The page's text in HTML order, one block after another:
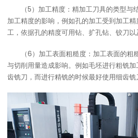
（5）加工精度：精加工刀具的类型与
加工精度的影响，例如孔的加工受到加工
工，依据孔的精度可用钻、扩孔钻、铰刀以
（6）加工表面粗糙度：加工表面的粗
与切削用量造成影响。例如毛坯进行粗铣
齿铣刀，而进行精铣的时候最好使用细齿铣